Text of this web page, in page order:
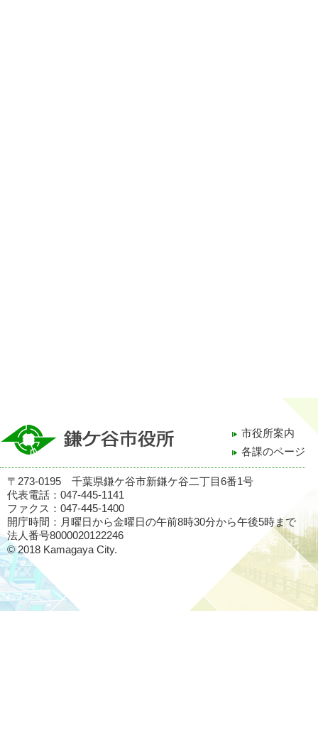
市役所案内
各課のページ
〒273-0195 千葉県鎌ケ谷市新鎌ケ谷二丁目6番1号
代表電話：047-445-1141
ファクス：047-445-1400
開庁時間：月曜日から金曜日の午前8時30分から午後5時まで
法人番号8000020122246
© 2018 Kamagaya City.